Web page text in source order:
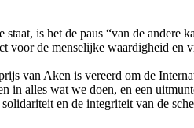
is het de paus “van de
voor de menselijke waardigheid
van Aken is vereerd om de
in alles wat we doen, en een
en de integriteit van de